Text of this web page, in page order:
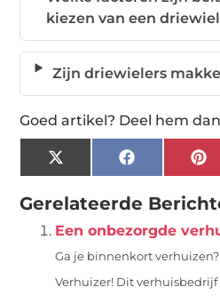
kiezen van een
Zijn driewielers
Goed artikel? Deel hem
X
(Twitter)
Facebook
Gerelateerde
Een onbezorgde
Ga je binnenkort
Verhuizer! Dit